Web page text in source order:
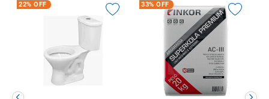
22% OFF 33% OFF